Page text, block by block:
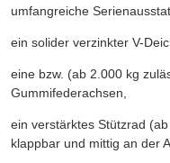
umfangreiche
ein solider verzinkter V-
eine bzw. (ab 2.000 kg
Gummifederachsen,
ein verstärktes Stützrad
klappbar und mittig an der